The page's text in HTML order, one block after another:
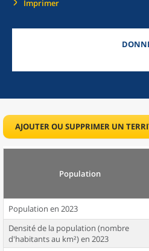
Imprimer
AJOUTER OU SUPPRIMER UN
Population
Population en 2023
Densité de la population (nombre
d'habitants au km²) en 2023